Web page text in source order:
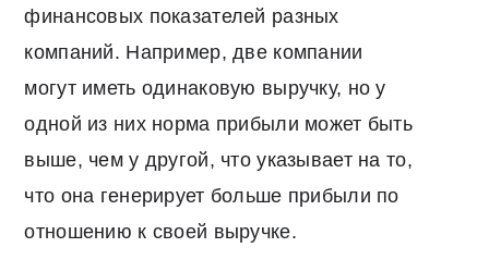
финансовых показателей разных
компаний. Например, две компании
могут иметь одинаковую выручку, но у
одной из них норма прибыли может быть
выше, чем у другой, что указывает на то,
что она генерирует больше прибыли по
отношению к своей выручке.